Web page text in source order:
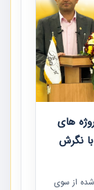
های
نگرش
شده از سوی